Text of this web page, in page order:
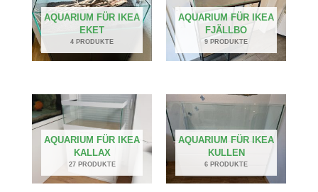
AQUARIUM FÜR IKEA
EKET
4 PRODUKTE
AQUARIUM FÜR IKEA
FJÄLLBO
9 PRODUKTE
AQUARIUM FÜR IKEA
KALLAX
27 PRODUKTE
AQUARIUM FÜR IKEA
KULLEN
6 PRODUKTE